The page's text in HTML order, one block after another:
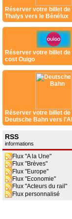
Réserver votre billet de
Thalys vers le Bénélux
Réserver votre billet de
cost Ouigo
Réserver votre billet de
Deutsche Bahn vers
RSS
informations
Flux "A la Une"
Flux "Brèves"
Flux "Europe"
Flux "Economie"
Flux "Acteurs du rail"
Flux personnalisé